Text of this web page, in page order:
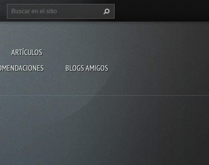
ARTÍCULOS
BLOGS AMIGOS